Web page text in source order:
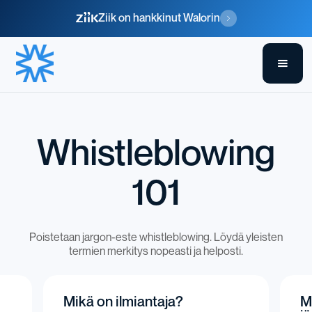
Ziik on hankkinut Walorin
Whistleblowing
101
Poistetaan jargon-este whistleblowing. Löydä yleisten
termien merkitys nopeasti ja helposti.
Mikä on ilmiantaja?